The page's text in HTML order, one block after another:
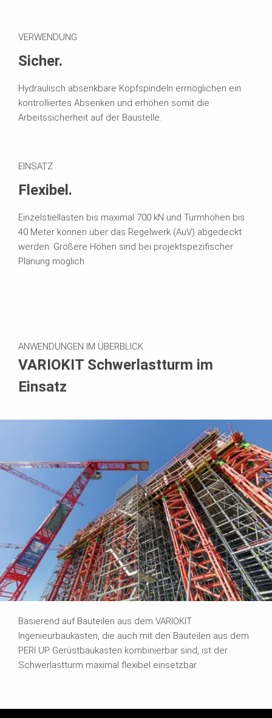
VERWENDUNG
Sicher.
Hydraulisch absenkbare Kopfspindeln ermöglichen ein
kontrolliertes Absenken und erhöhen somit die
Arbeitssicherheit auf der Baustelle.
EINSATZ
Flexibel.
Einzelstiellasten bis maximal 700 kN und Turmhöhen bis
40 Meter können über das Regelwerk (AuV) abgedeckt
werden. Größere Höhen sind bei projektspezifischer
Planung möglich.
ANWENDUNGEN IM ÜBERBLICK
VARIOKIT Schwerlastturm im
Einsatz
Basierend auf Bauteilen aus dem VARIOKIT
Ingenieurbaukasten, die auch mit den Bauteilen aus dem
PERI UP Gerüstbaukasten kombinierbar sind, ist der
Schwerlastturm maximal flexibel einsetzbar.